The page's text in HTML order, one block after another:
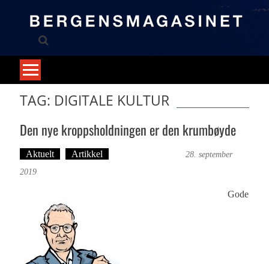
TAG: DIGITALE KULTUR
Den nye kroppsholdningen er den krumbøyde
Aktuelt Artikkel
28. september
2019
Gode